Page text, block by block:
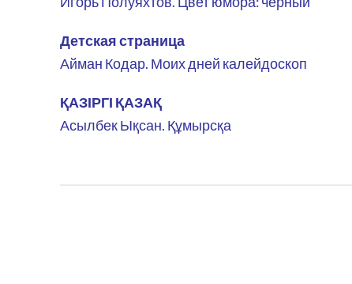
Детская страница
Айман Кодар. Моих дней калейдоскоп
ҚАЗІРГІ ҚАЗАҚ
Асылбек Ықсан. Құмырсқа